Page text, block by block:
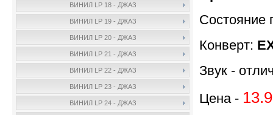
ВИНИЛ LP 18 - ДЖАЗ
ВИНИЛ LP 19 - ДЖАЗ
ВИНИЛ LP 20 - ДЖАЗ
ВИНИЛ LP 21 - ДЖАЗ
ВИНИЛ LP 22 - ДЖАЗ
ВИНИЛ LP 23 - ДЖАЗ
ВИНИЛ LP 24 - ДЖАЗ
Состояние
Конверт:
Звук -
Цена -